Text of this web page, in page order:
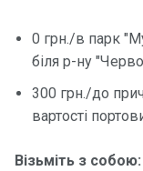
0 грн./в парк
біля р-ну
300 грн./до
вартості
Візьміть з собою: